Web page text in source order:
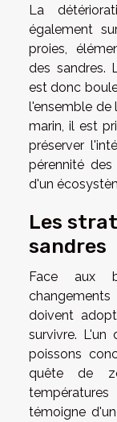
La
également
proies,
des sandres.
est donc
l'ensemble de
marin, il est
préserver
pérennité
d'un
Les
sandres
Face aux
doivent
survivre. L'un
poissons
quête de
témoigne